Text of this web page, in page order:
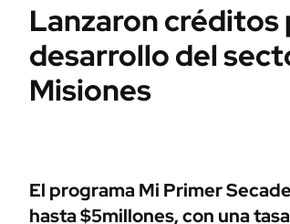
Campo
FINANZAS
Dólar
Lanzaron créditos
desarrollo del
Misiones
El programa Mi Primer
hasta $5millones, con una